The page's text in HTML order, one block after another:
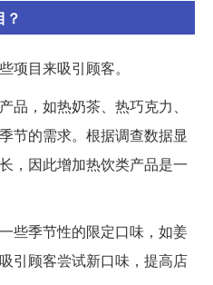
？
项目来吸引顾客。
品，如热奶茶、热巧克力、
节的需求。根据调查数据显
，因此增加热饮类产品是一
些季节性的限定口味，如姜
引顾客尝试新口味，提高店